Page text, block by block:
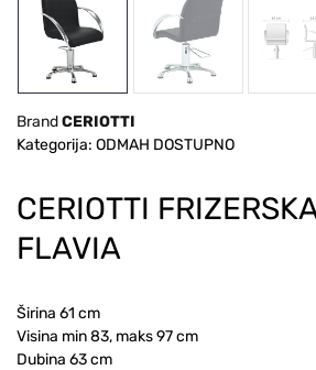
BrandCERIOTTI
Kategorija: ODMAH DOSTUPNO
CERIOTTI
FLAVIA
Širina 61 cm
Visina min 83, maks 97 cm
Dubina 63 cm